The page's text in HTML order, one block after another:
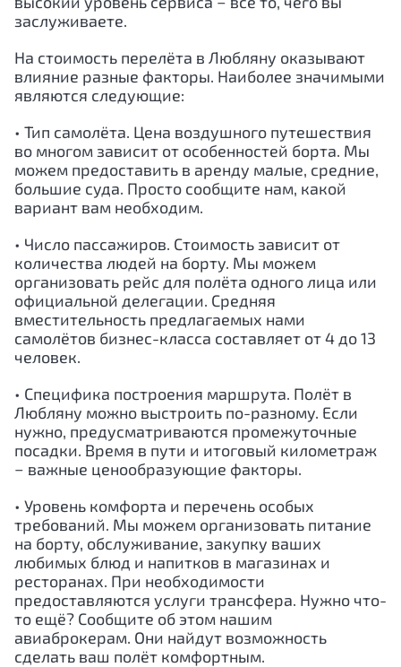
заслуживаете.
На стоимость перелёта в Любляну оказывают
влияние разные факторы. Наиболее значимыми
являются следующие:
• Тип самолёта. Цена воздушного путешествия
во многом зависит от особенностей борта. Мы
можем предоставить в аренду малые, средние,
большие суда. Просто сообщите нам, какой
вариант вам необходим.
• Число пассажиров. Стоимость зависит от
количества людей на борту. Мы можем
организовать рейс для полёта одного лица или
официальной делегации. Средняя
вместительность предлагаемых нами
самолётов бизнес-класса составляет от 4 до 13
человек.
• Специфика построения маршрута. Полёт в
Любляну можно выстроить по-разному. Если
нужно, предусматриваются промежуточные
посадки. Время в пути и итоговый километраж
− важные ценообразующие факторы.
• Уровень комфорта и перечень особых
требований. Мы можем организовать питание
на борту, обслуживание, закупку ваших
любимых блюд и напитков в магазинах и
ресторанах. При необходимости
предоставляются услуги трансфера. Нужно что-
то ещё? Сообщите об этом нашим
авиаброкерам. Они найдут возможность
сделать ваш полёт комфортным.